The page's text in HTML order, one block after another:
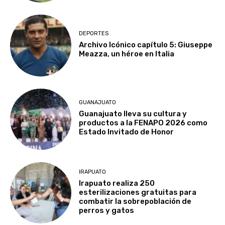
DEPORTES
Archivo Icónico capítulo 5: Giuseppe
Meazza, un héroe en Italia
GUANAJUATO
Guanajuato lleva su cultura y
productos a la FENAPO 2026 como
Estado Invitado de Honor
IRAPUATO
Irapuato realiza 250
esterilizaciones gratuitas para
combatir la sobrepoblación de
perros y gatos